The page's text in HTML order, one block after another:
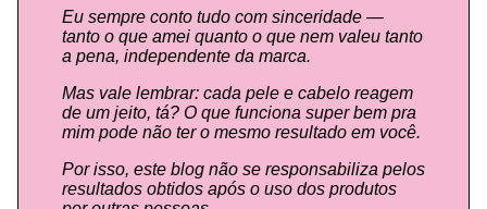
Eu sempre conto tudo com sinceridade —
tanto o que amei quanto o que nem valeu tanto
a pena, independente da marca.
Mas vale lembrar: cada pele e cabelo reagem
de um jeito, tá? O que funciona super bem pra
mim pode não ter o mesmo resultado em você.
Por isso, este blog não se responsabiliza pelos
resultados obtidos após o uso dos produtos